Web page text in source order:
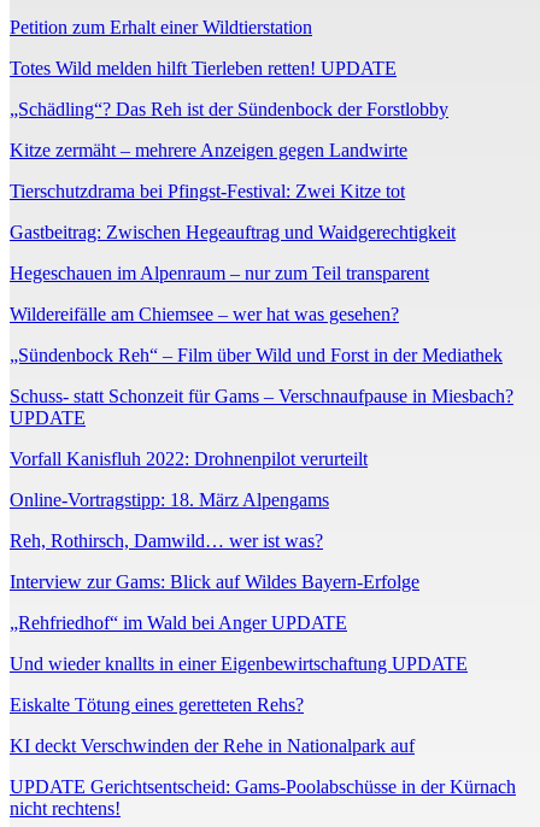
Petition zum Erhalt einer Wildtierstation
Totes Wild melden hilft Tierleben retten! UPDATE
„Schädling“? Das Reh ist der Sündenbock der Forstlobby
Kitze zermäht – mehrere Anzeigen gegen Landwirte
Tierschutzdrama bei Pfingst-Festival: Zwei Kitze tot
Gastbeitrag: Zwischen Hegeauftrag und Waidgerechtigkeit
Hegeschauen im Alpenraum – nur zum Teil transparent
Wildereifälle am Chiemsee – wer hat was gesehen?
„Sündenbock Reh“ – Film über Wild und Forst in der Mediathek
Schuss- statt Schonzeit für Gams – Verschnaufpause in Miesbach?
UPDATE
Vorfall Kanisfluh 2022: Drohnenpilot verurteilt
Online-Vortragstipp: 18. März Alpengams
Reh, Rothirsch, Damwild… wer ist was?
Interview zur Gams: Blick auf Wildes Bayern-Erfolge
„Rehfriedhof“ im Wald bei Anger UPDATE
Und wieder knallts in einer Eigenbewirtschaftung UPDATE
Eiskalte Tötung eines geretteten Rehs?
KI deckt Verschwinden der Rehe in Nationalpark auf
UPDATE Gerichtsentscheid: Gams-Poolabschüsse in der Kürnach
nicht rechtens!